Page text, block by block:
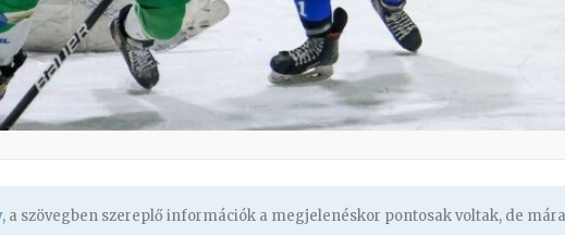
, a szövegben szereplő információk a megjelenéskor pontosak voltak, de mára